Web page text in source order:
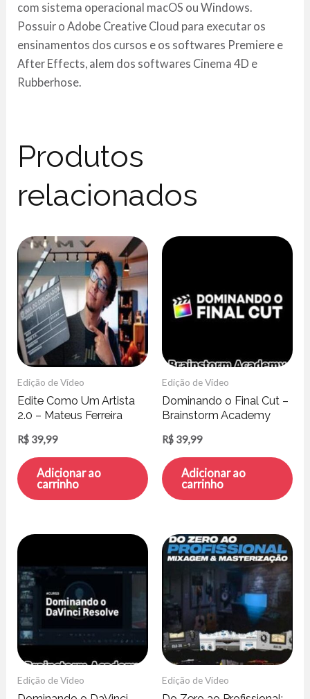
com sistema operacional macOS ou Windows.
Possuir o Adobe Creative Cloud para executar os
ensinamentos dos cursos e os softwares Premiere e
After Effects, alem dos softwares Cinema 4D e
Rubberhose.
Produtos
relacionados
Edição de Vídeo
Edite Como Um Artista
2.0 – Mateus Ferreira
R$ 39,99
Adicionar ao
carrinho
Edição de Vídeo
Dominando o Final Cut –
Brainstorm Academy
R$ 39,99
Adicionar ao
carrinho
Edição de Vídeo Edição de Vídeo